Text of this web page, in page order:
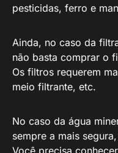
pesticidas, ferro e
Ainda, no caso da
não basta comprar o
Os filtros requerem
meio filtrante, etc.
No caso da água
sempre a mais
Você precisa